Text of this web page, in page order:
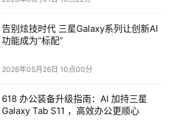
告别炫技时代 三星Galaxy系列让创新AI
功能成为“标配”
2026年05月26日 10点00分
618 办公装备升级指南：AI 加持三星
Galaxy Tab S11 ，高效办公更顺心